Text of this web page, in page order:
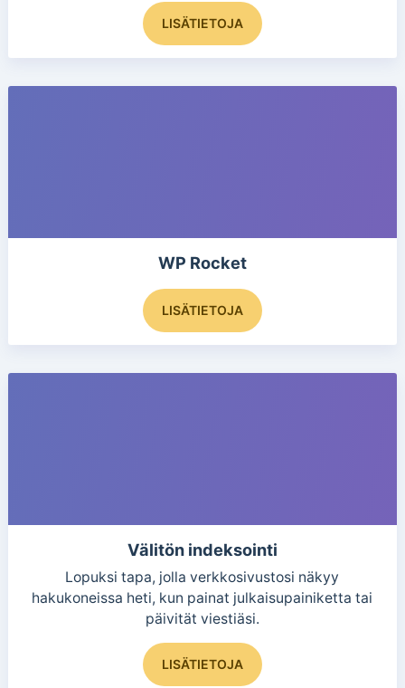
LISÄTIETOJA
tuotteella
WP Rocket
LISÄTIETOJA
Välitön indeksointi
Lopuksi tapa, jolla verkkosivustosi näkyy
hakukoneissa heti, kun painat julkaisupainiketta tai
päivität viestiäsi.
LISÄTIETOJA
Tällä
tuotteella